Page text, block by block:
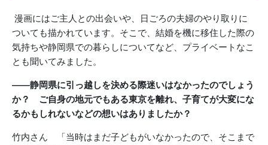
漫画にはご主人との出会いや、日ごろの夫婦のやり取りに
ついても描かれています。そこで、結婚を機に移住した際の
気持ちや静岡県での暮らしについてなど、プライベートなこ
とも聞いてみました。
――静岡県に引っ越しを決める際迷いはなかったのでしょう
か？ ご自身の地元でもある東京を離れ、子育てが大変にな
るかもしれないなどの想いはありましたか？
竹内さん 「当時はまだ子どもがいなかったので、そこまで